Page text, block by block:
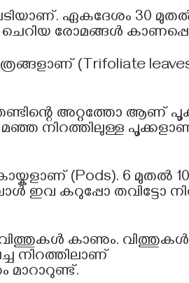
ഏകദേശം 30
ചെറിയ രോമങ്ങൾ
(Trifoliate
അറ്റത്തോ ആണ്
നിറത്തിലുള്ള
(Pods). 6 മുതൽ 10
ഇവ കറുപ്പോ തവിട്ടോ
കാണും.
നിറത്തിലാണ്
മാറാറുണ്ട്.